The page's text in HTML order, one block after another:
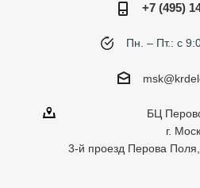
+7 (495)
Пн. – Пт.: с
БЦ
г.
3-й проезд Перова